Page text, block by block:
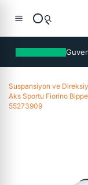
Suspansiyon ve
Aks Sportu Fiorino
55273909